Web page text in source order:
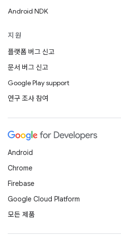
Android NDK
지원
플랫폼 버그 신고
문서 버그 신고
Google Play support
연구 조사 참여
Android
Chrome
Firebase
Google Cloud Platform
모든 제품